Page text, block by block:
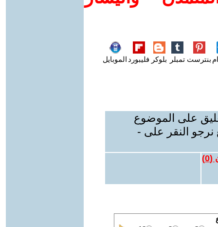
بنترست تمبلر بلوكر فليبورد الموبايل
على الموضوع
نرجو النقر على -
(
0
)